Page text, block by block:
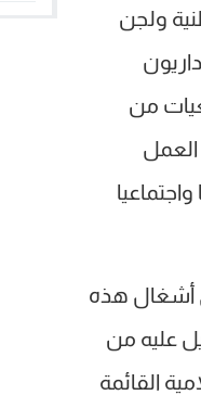
ولجن
من
أشغال هذه
عليه من
القائمة